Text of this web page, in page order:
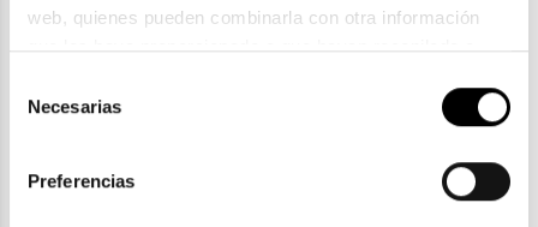
web, quienes pueden combinarla con otra información
que les haya proporcionado o que hayan recopilado a
la política de privacidad en el siguiente
. Consulta
Necesarias
Preferencias
RAY-BAN RX 3694V 2500